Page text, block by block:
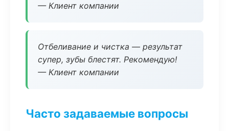
— Клиент компании
Отбеливание и чистка — результат
супер, зубы блестят. Рекомендую!
— Клиент компании
Часто задаваемые вопросы